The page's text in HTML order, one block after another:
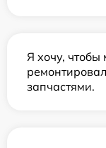
Я хочу, чтобы
запчастями.